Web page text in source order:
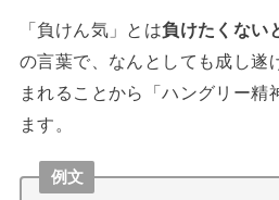
「負けん気」とは負けたくない
の言葉で、なんとしても成し遂
まれることから「ハングリー精
ます。
例文